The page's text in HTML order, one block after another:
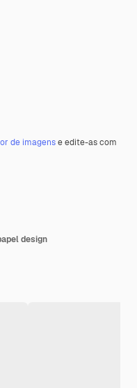
de imagense edite-as com
design